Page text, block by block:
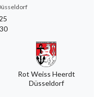
Rot Weiss Heerdt
Düsseldorf